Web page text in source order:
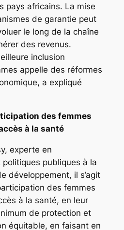
pays africains. La mise
de garantie peut
le long de la chaîne
des revenus.
inclusion
appelle des réformes
a expliqué
des femmes
à la santé
experte en
publiques à la
développement, il s’agit
des femmes
à la santé, en leur
de protection et
équitable, en faisant en